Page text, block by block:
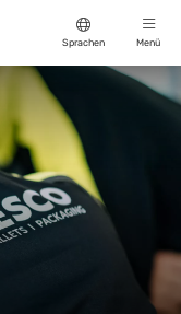
Sprachen Menü